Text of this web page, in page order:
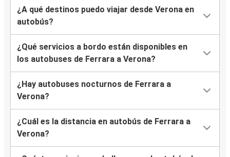
¿A qué destinos puedo viajar desde Verona en
autobús?
¿Qué servicios a bordo están disponibles en
los autobuses de Ferrara a Verona?
¿Hay autobuses nocturnos de Ferrara a
Verona?
¿Cuál es la distancia en autobús de Ferrara a
Verona?